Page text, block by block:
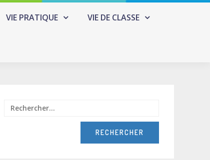
VIE PRATIQUE VIE DE CLASSE